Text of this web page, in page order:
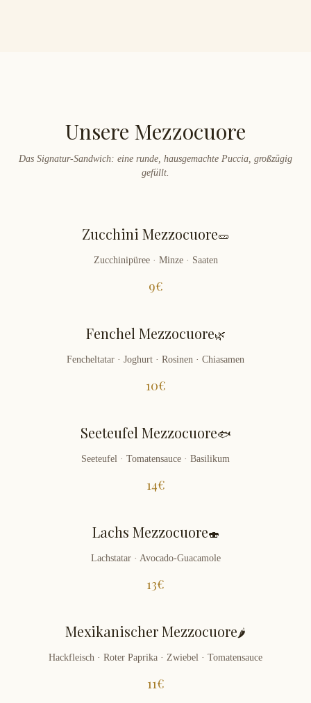
Unsere Mezzocuore
Das Signatur-Sandwich: eine runde, hausgemachte Puccia, großzügig
gefüllt.
Zucchini Mezzocuore🥒
Zucchinipüree · Minze · Saaten
9€
Fenchel Mezzocuore🌿
Fencheltatar · Joghurt · Rosinen · Chiasamen
10€
Seeteufel Mezzocuore🐟
Seeteufel · Tomatensauce · Basilikum
14€
Lachs Mezzocuore🍣
Lachstatar · Avocado-Guacamole
13€
Mexikanischer Mezzocuore🌶️
Hackfleisch · Roter Paprika · Zwiebel · Tomatensauce
11€